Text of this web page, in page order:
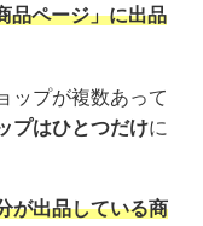
品ページ」に出品
ップが複数あって
プはひとつだけに
が出品している商